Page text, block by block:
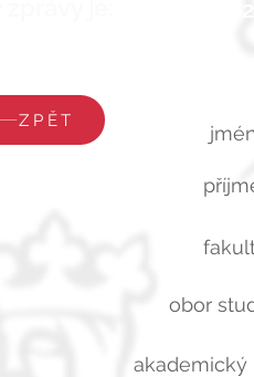
ZPĚT
obor
akademický